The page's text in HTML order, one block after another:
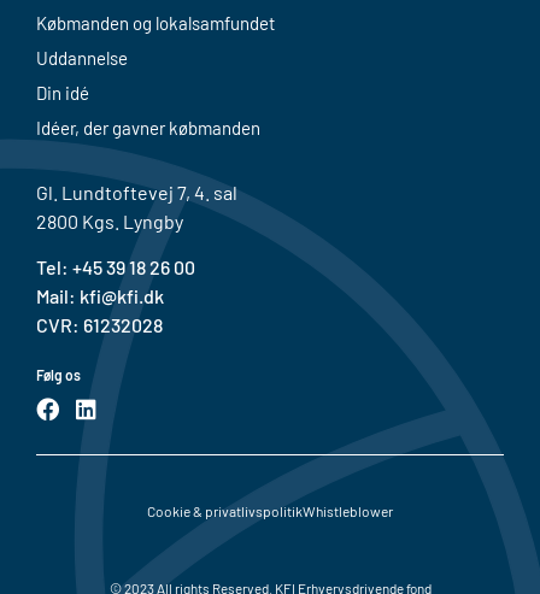
Gl. Lundtoftevej 7, 4. sal
2800 Kgs. Lyngby
Tel: +45 39 18 26 00
Mail: kfi@kfi.dk
CVR: 61232028
Følg os
F
a
L
i
Købmanden og lokalsamfundet
Uddannelse
Din idé
Idéer, der gavner købmanden
Cookie & privatlivspolitikWhistleblower
© 2023 All rights Reserved. KFI Erhvervsdrivende fond